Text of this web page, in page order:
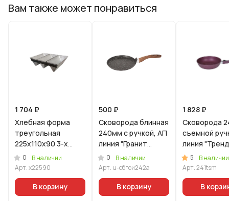
Вам также может понравиться
1 704 ₽
Хлебная форма
треугольная
225х110х90 3-х
секционная
0
В наличии
Арт.х22590
В корзину
500 ₽
Скoворода блинная
240мм с ручкой, АП
линия "Гранит
Ультра (Уцененный
товар)
0
В наличии
Арт. u-сбгои242а
В корзину
1 828 ₽
Сковорода
съемной
линия
(Аметист)
5
В наличии
Арт.241tsm
В